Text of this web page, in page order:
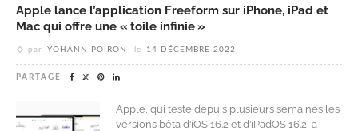
Apple lance l’application Freeform sur iPhone, iPad et
Mac qui offre une « toile infinie »
par YOHANN POIRON le 14 DÉCEMBRE 2022
PARTAGE
Apple, qui teste depuis plusieurs semaines les
versions bêta d’iOS 16.2 et d’iPadOS 16.2, a